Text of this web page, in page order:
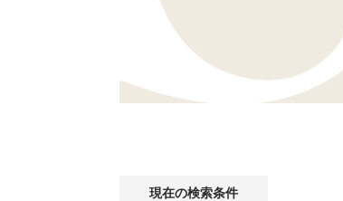
現在の検索条件